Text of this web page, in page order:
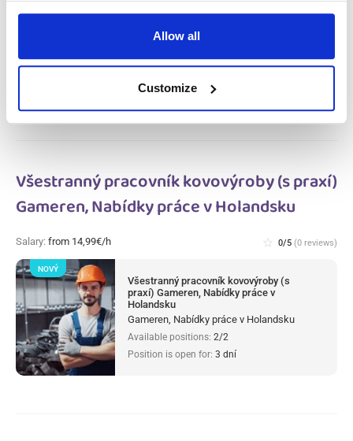
Allow all
Customize
Nabídky práce v Holandsku
Available positions:2/2
Position is open for:
Všestranný pracovník kovovýroby (s praxí)
Gameren, Nabídky práce v Holandsku
Salary: from 14,99€/h star_border 0/5 (0 reviews)
Všestranný pracovník kovovýroby (s
praxí) Gameren, Nabídky práce v
Holandsku
Gameren, Nabídky práce v Holandsku
Available positions: 2/2
Position is open for: 3 dní
NOVÝ